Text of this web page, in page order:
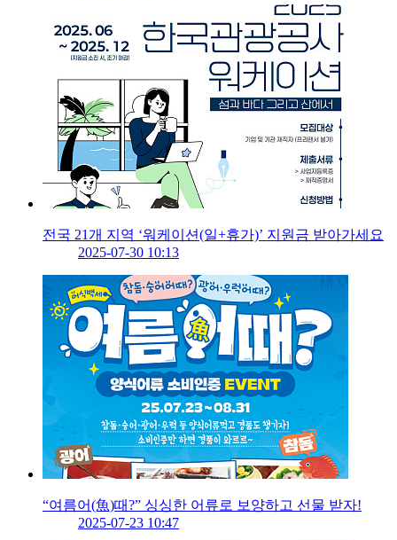
전국 21개 지역 ‘워케이션(일+휴가)’ 지원금 받아가세요
2025-07-30 10:13
“여름어(魚)때?” 싱싱한 어류로 보양하고 선물 받자!
2025-07-23 10:47